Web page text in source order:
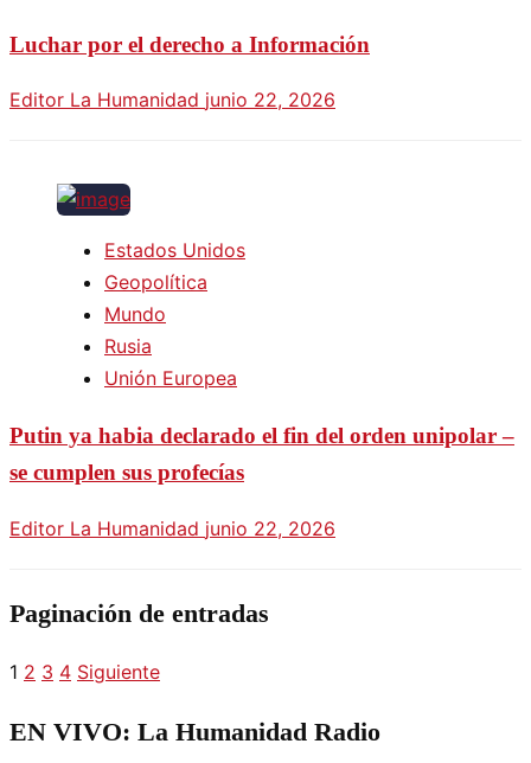
Luchar por el derecho a Información
Editor La Humanidad junio 22, 2026
Estados Unidos
Geopolítica
Mundo
Rusia
Unión Europea
Putin ya habia declarado el fin del orden unipolar –
se cumplen sus profecías
Editor La Humanidad junio 22, 2026
Paginación de entradas
1 2 3 4 Siguiente
EN VIVO: La Humanidad Radio